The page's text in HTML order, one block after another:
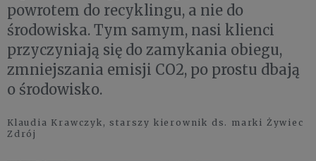
powrotem do recyklingu, a nie do
środowiska. Tym samym, nasi klienci
przyczyniają się do zamykania obiegu,
zmniejszania emisji CO2, po prostu dbają
o środowisko.
Klaudia Krawczyk, starszy kierownik ds. marki Żywiec
Zdrój